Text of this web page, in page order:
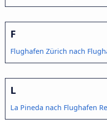
F
Flughafen Zürich nach
L
La Pineda nach Flughafen